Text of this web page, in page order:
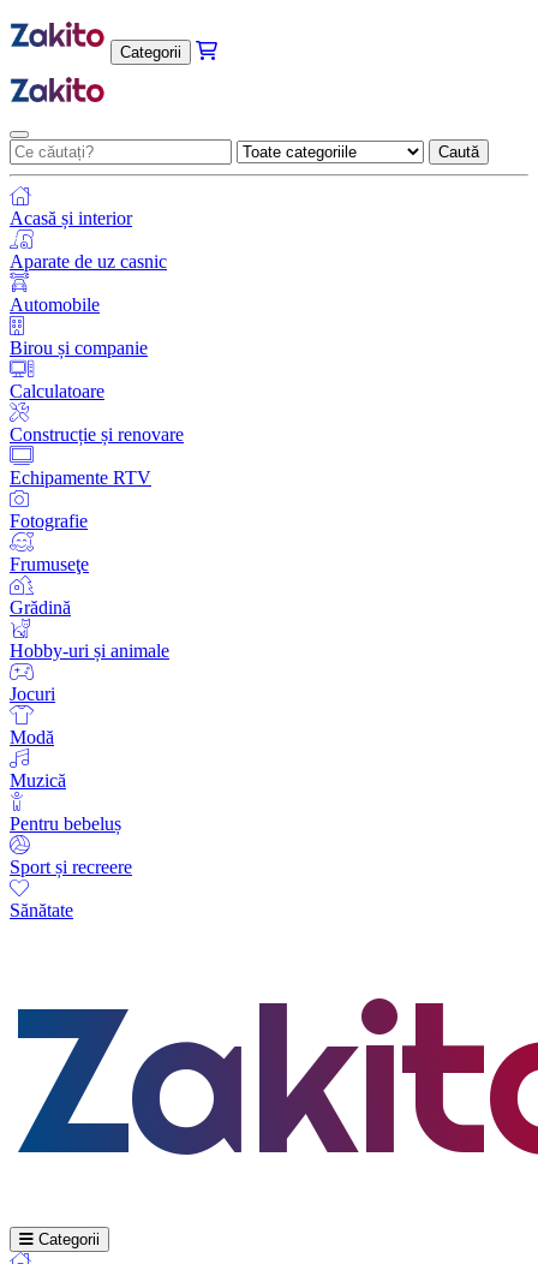
Categorii
Caută
Acasă și interior
Aparate de uz casnic
Automobile
Birou și companie
Calculatoare
Construcție și renovare
Echipamente RTV
Fotografie
Frumuseţe
Grădină
Hobby-uri și animale
Jocuri
Modă
Muzică
Pentru bebeluș
Sport și recreere
Sănătate
Categorii